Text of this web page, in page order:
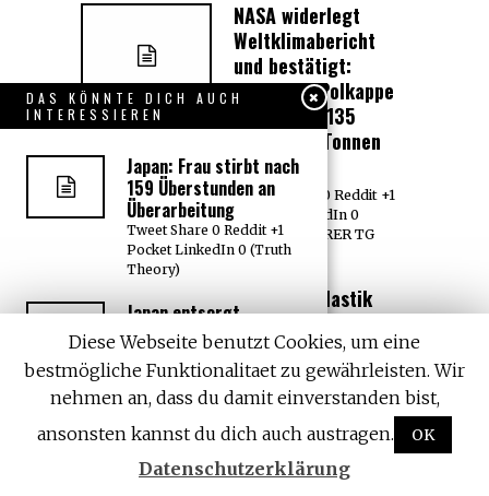
NASA widerlegt
Weltklimabericht
und bestätigt:
Antarktis-Polkappe
wächst um 135
Milliarden Tonnen
pro Jahr !!!
Tweet Share 0 Reddit +1
Pocket LinkedIn 0
TRETE UNSERER TG
GRUPPE
dm: Mikroplastik
Sortiment!
Tweet Share 0 Reddit +1
Pocket LinkedIn 0
GRUPPE
Zill boykottiert
Diese Webseite benutzt Cookies, um eine
bestmögliche Funktionalitaet zu gewährleisten. Wir
nehmen an, dass du damit einverstanden bist,
ansonsten kannst du dich auch austragen.
OK
Datenschutzerklärung
DAS KÖNNTE DICH AUCH
INTERESSIEREN
Japan: Frau stirbt nach
159 Überstunden an
Überarbeitung
Tweet Share 0 Reddit +1
Pocket LinkedIn 0 (Truth
Theory)
Japan entsorgt
radioaktiven Abfall der
Fukushima-
Katastrophe im
Pazifischen Ozean
Pocket LinkedIn 0 Obwohl
es